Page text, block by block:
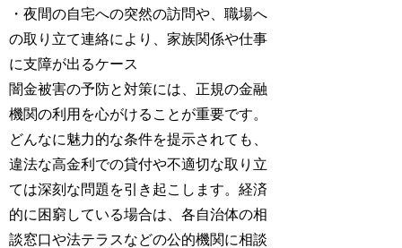
・夜間の自宅への突然の訪問や、職場へ
の取り立て連絡により、家族関係や仕事
に支障が出るケース
闇金被害の予防と対策には、正規の金融
機関の利用を心がけることが重要です。
どんなに魅力的な条件を提示されても、
違法な高金利での貸付や不適切な取り立
ては深刻な問題を引き起こします。経済
的に困窮している場合は、各自治体の相
談窓口や法テラスなどの公的機関に相談